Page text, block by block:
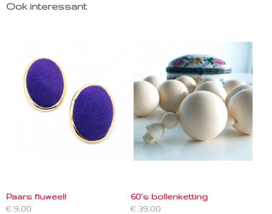
Ook interessant
Paars fluweel!
€ 9,00
60's bollenketting
€ 39,00